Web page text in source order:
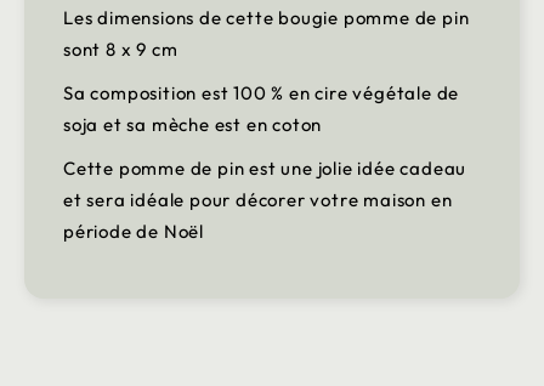
Les dimensions de cette bougie pomme de pin
sont 8 x 9 cm
Sa composition est 100 % en cire végétale de
soja et sa mèche est en coton
Cette pomme de pin est une jolie idée cadeau
et sera idéale pour décorer votre maison en
période de Noël